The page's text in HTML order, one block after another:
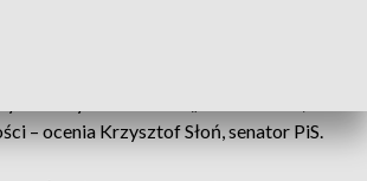
– ocenia Krzysztof Słoń, senator PiS.